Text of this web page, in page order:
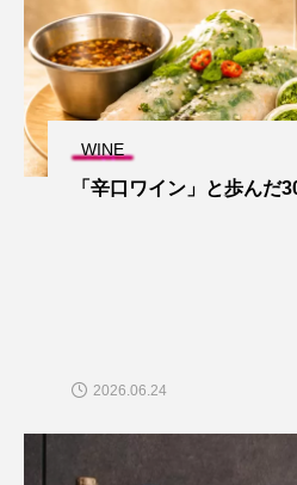
WINE
「辛口ワイン」と歩んだ
2026.06.24